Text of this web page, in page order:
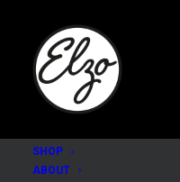
SHOP
ABOUT